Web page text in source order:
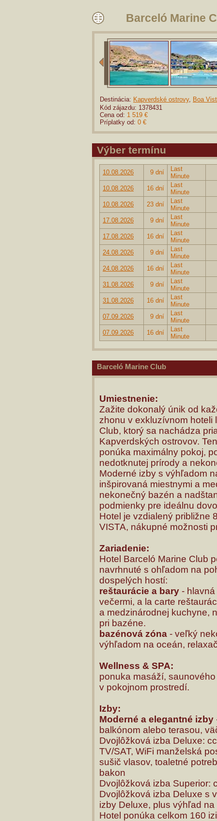
Barceló Marine
Destinácia: Kapverdské ostrovy, Boa
Kód zájazdu: 1378431
Cena od: 1 519 €
Príplatky od: 0 €
Výber termínu
10.08.2026 9 dní
Last
Minute
10.08.2026
16 dní
Last
Minute
10.08.2026
23 dní
Last
Minute
17.08.2026
9 dní
Last
Minute
17.08.2026
16 dní
Last
Minute
24.08.2026
9 dní
Last
Minute
24.08.2026
16 dní
Last
Minute
31.08.2026
9 dní
Last
Minute
31.08.2026
16 dní
Last
Minute
07.09.2026
9 dní
Last
Minute
07.09.2026
16 dní
Last
Minute
Barceló Marine Club
Umiestnenie:
Zažite dokonalý únik od
zhonu v exkluzívnom hoteli
Club, ktorý sa nachádza
Kapverdských ostrovov.
ponúka maximálny pokoj,
nedotknutej prírody a
Moderné izby s výhľadom
inšpirovaná miestnymi a
nekonečný bazén a
podmienky pre ideálnu
Hotel je vzdialený približne
VISTA, nákupné možnosti
Zariadenie:
Hotel Barceló Marine Club
navrhnuté s ohľadom na
dospelých hostí:
reštaurácie a bary -
večermi, a la carte
a medzinárodnej kuchyne,
pri bazéne.
bazénová zóna - veľký
výhľadom na oceán,
Wellness & SPA:
ponuka masáží,
v pokojnom prostredí.
Izby:
Moderné a elegantné izby
balkónom alebo terasou,
Dvojlôžková izba Deluxe:
TV/SAT, WiFi manželská
sušič vlasov, toaletné
bakon
Dvojlôžková izba Superior:
Dvojlôžková izba Deluxe s
izby Deluxe, plus výhľad na
Hotel ponúka celkom 160